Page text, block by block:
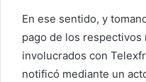
En ese sentido, y
pago de los respectivos
involucrados con
notificó mediante un